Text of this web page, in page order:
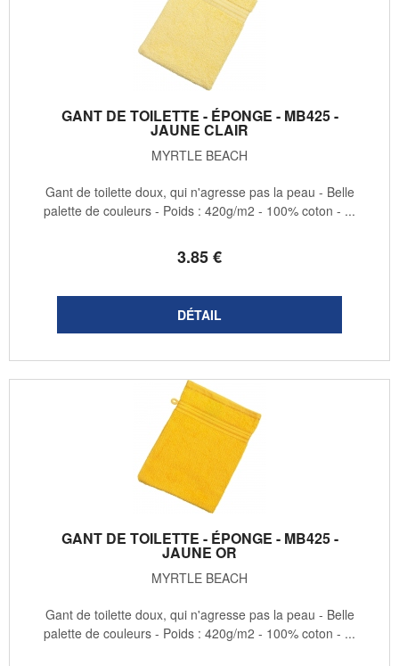
GANT DE TOILETTE - ÉPONGE - MB425 -
JAUNE CLAIR
MYRTLE BEACH
3.85€
Gant de toilette doux, qui n'agresse pas la peau - Belle
palette de couleurs - Poids : 420g/m2 - 100% coton - ...
GANT DE TOILETTE - ÉPONGE - MB425 -
JAUNE OR
MYRTLE BEACH
Gant de toilette doux, qui n'agresse pas la peau - Belle
palette de couleurs - Poids : 420g/m2 - 100% coton - ...